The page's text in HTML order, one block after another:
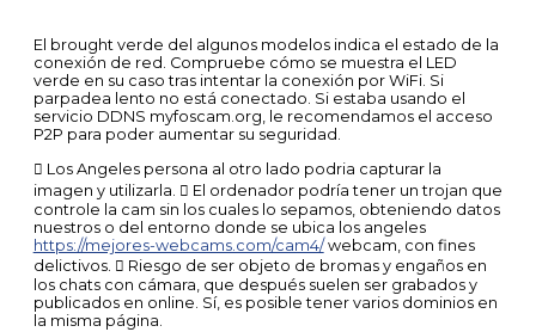
El brought verde del algunos modelos indica el estado de la
conexión de red. Compruebe cómo se muestra el LED
verde en su caso tras intentar la conexión por WiFi. Si
parpadea lento no está conectado. Si estaba usando el
servicio DDNS myfoscam.org, le recomendamos el acceso
P2P para poder aumentar su seguridad.
 Los Angeles persona al otro lado podria capturar la
imagen y utilizarla.  El ordenador podría tener un trojan que
controle la cam sin los cuales lo sepamos, obteniendo datos
nuestros o del entorno donde se ubica los angeles
https://mejores-webcams.com/cam4/webcam, con fines
delictivos.  Riesgo de ser objeto de bromas y engaños en
los chats con cámara, que después suelen ser grabados y
publicados en online. Sí, es posible tener varios dominios en
la misma página.